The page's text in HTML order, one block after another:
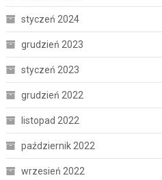
styczeń 2024
grudzień 2023
styczeń 2023
grudzień 2022
listopad 2022
październik 2022
wrzesień 2022